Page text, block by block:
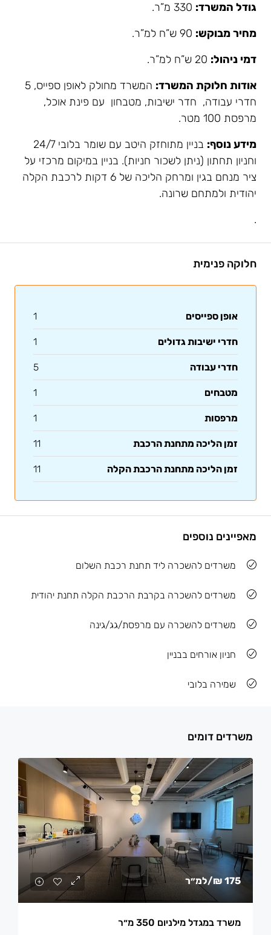
גודל המשרד:
מחיר מבוקש:
דמי ניהול:
אודות חלוקת המשרד:
המשרד מחולק לאופן ספייס, 5
חדרי עבודה, חדר ישיבות, מטבחון עם פינת אוכל,
מרפסת 100 מטר.
מידע נוסף:
בניין מתוחזק היטב עם שומר בלובי 24/7
וחניון תחתון (ניתן לשכור חניות). בניין במיקום מרכזי על
ציר מנחם בגין ומרחק הליכה של 6 דקות לרכבת הקלה
יהודית ולמתחם שרונה.
.
חלוקה פנימית
אופן ספייסים 1
חדרי ישיבות גדולים 1
חדרי עבודה 5
מטבחים 1
מרפסות 1
זמן הליכה מתחנת הרכבת 11
זמן הליכה מתחנת הרכבת הקלה 11
מאפיינים נוספים
משרדים להשכרה ליד תחנת רכבת השלום
משרדים להשכרה בקרבת הרכבת הקלה תחנת יהודית
משרדים להשכרה עם מרפסת/גג/גינה
חניון אורחים בבניין
שמירה בלובי
משרדים דומים
175 ₪ /למ״ר
משרד במגדל מילניום 350 מ״ר